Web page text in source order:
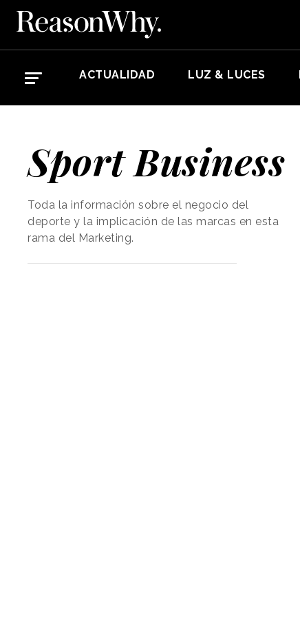
ACTUALIDAD LUZ & LUCES
Sport Business
Toda la información sobre el negocio del
deporte y la implicación de las marcas en esta
rama del Marketing.